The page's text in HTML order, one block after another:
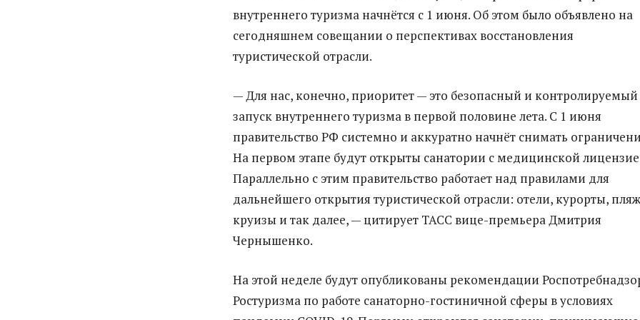
внутреннего туризма начнётся с 1 июня. Об этом было объявлено на
сегодняшнем совещании о перспективах восстановления
туристической отрасли.
— Для нас, конечно, приоритет — это безопасный и контролируемый
запуск внутреннего туризма в первой половине лета. C 1 июня
правительство РФ системно и аккуратно начнёт снимать
На первом этапе будут открыты санатории с медицинской
Параллельно с этим правительство работает над правилами для
дальнейшего открытия туристической отрасли: отели, курорты,
круизы и так далее, — цитирует ТАСС вице-премьера Дмитрия
Чернышенко.
На этой неделе будут опубликованы рекомендации
Ростуризма по работе санаторно-гостиничной сферы в условиях